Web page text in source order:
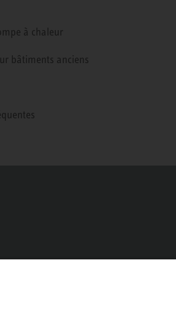
à chaleur
bâtiments anciens